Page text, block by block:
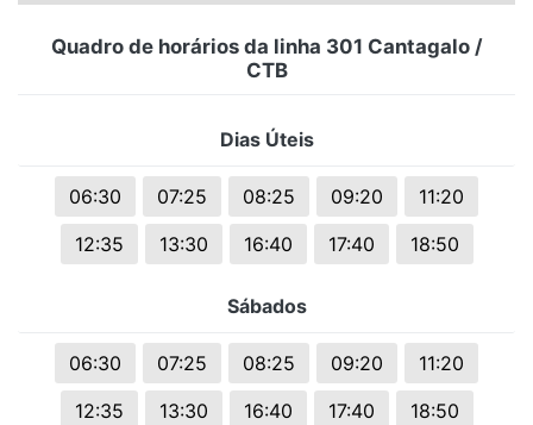
Quadro de horários da linha 301 Cantagalo /
CTB
Dias Úteis
06:30 07:25 08:25 09:20
11:20
12:35
13:30 16:40 17:40 18:50
Sábados
06:30 07:25 08:25 09:20
11:20
12:35
13:30 16:40 17:40 18:50